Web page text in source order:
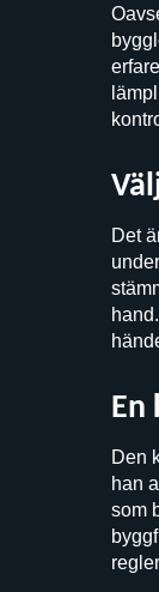
Det
En
Den
han
som